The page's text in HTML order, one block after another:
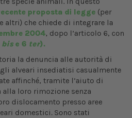
proposta di legge (per
altri) che chiede di integrare la
2004, dopo l’articolo 6, con
bise 6 ter).
la denuncia alle autorità di
alveari insediatisi casualmente
affinché, tramite l’aiuto di
loro rimozione senza
dislocamento presso aree
domestici. Sono stati